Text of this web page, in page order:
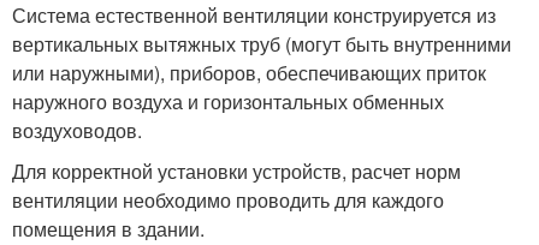
Система естественной вентиляции конструируется из
вертикальных вытяжных труб (могут быть внутренними
или наружными), приборов, обеспечивающих приток
наружного воздуха и горизонтальных обменных
воздуховодов.
Для корректной установки устройств, расчет норм
вентиляции необходимо проводить для каждого
помещения в здании.